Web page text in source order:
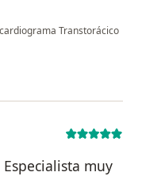
Transtorácico
muy